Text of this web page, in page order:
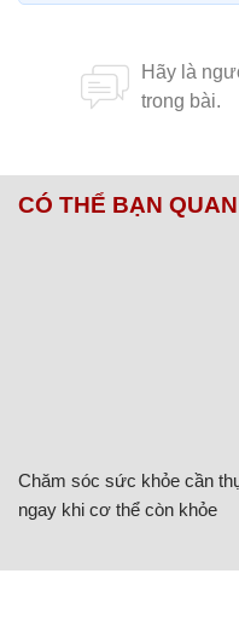
CÓ THỂ BẠN
Chăm sóc sức khỏe cần
ngay khi cơ thể còn khỏe